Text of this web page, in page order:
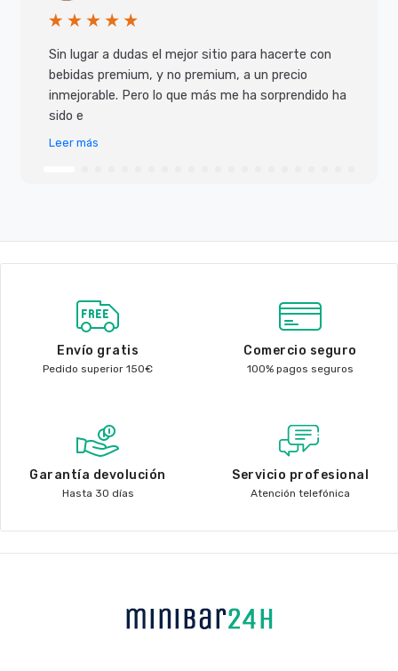
Sin lugar a dudas el mejor sitio para hacerte con
bebidas premium, y no premium, a un precio
inmejorable. Pero lo que más me ha sorprendido ha
sido e
Leer más
Envío gratis
Pedido superior 150€
Comercio seguro
100% pagos seguros
Garantía devolución
Hasta 30 días
Servicio profesional
Atención telefónica